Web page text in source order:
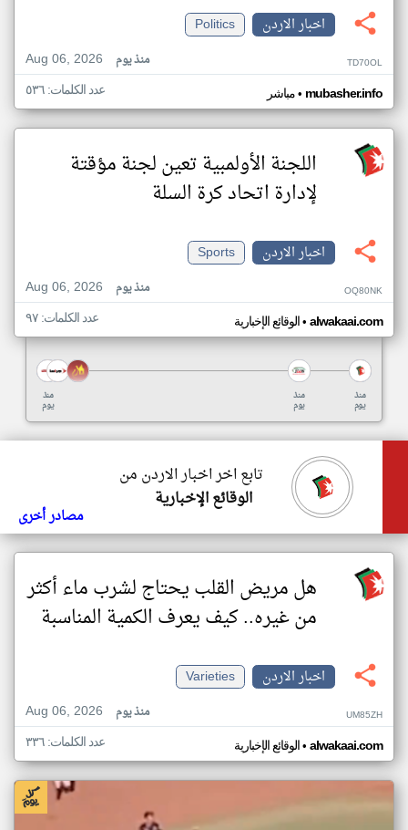
اخبار الاردن
Politics
Aug 06, 2026
منذ يوم TD70OL
مباشر• mubasher.info عدد الكلمات: ٥٣٦
اللجنة الأولمبية تعين لجنة مؤقتة
لإدارة اتحاد كرة السلة
اخبار الاردن
Sports
Aug 06, 2026
منذ يوم OQ80NK
الوقائع الإخبارية• alwakaai.com عدد الكلمات: ٩٧
منذ
يوم
منذ
يوم
منذ
يوم
تابع اخر اخبار الاردن من
الوقائع الإخبارية
مصادر أخرى
هل مريض القلب يحتاج لشرب ماء أكثر
من غيره.. كيف يعرف الكمية المناسبة
اخبار الاردن
Varieties
Aug 06, 2026
منذ يوم UM85ZH
الوقائع الإخبارية• alwakaai.com عدد الكلمات: ٣٣٦